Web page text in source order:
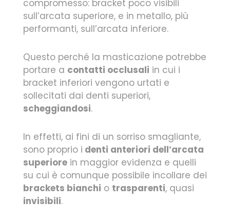
compromesso: bracket poco visibili
sull’arcata superiore, e in metallo, più
performanti, sull’arcata inferiore.
Questo perché la masticazione potrebbe
portare a contatti occlusali in cui i
bracket inferiori vengono urtati e
sollecitati dai denti superiori,
scheggiandosi.
In effetti, ai fini di un sorriso smagliante,
sono proprio i denti anteriori dell’arcata
superiore in maggior evidenza e quelli
su cui è comunque possibile incollare dei
brackets bianchi o trasparenti, quasi
invisibili.